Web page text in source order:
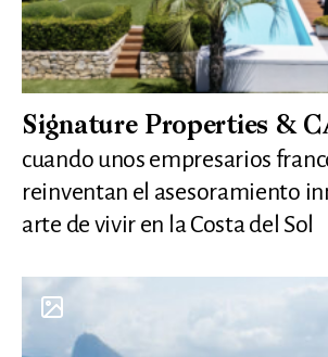
Signature Properties &
cuando unos empresarios
reinventan el asesoramiento
arte de vivir en la Costa del Sol